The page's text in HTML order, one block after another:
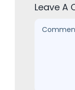
Leave A
Comment